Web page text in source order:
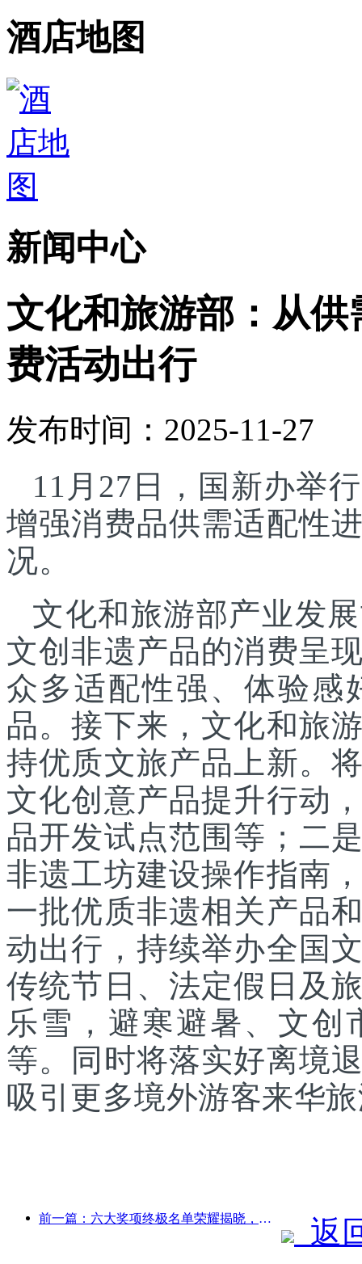
酒店地图
新闻中心
文化和旅游部：从
费活动出行
发布时间：2025-11-27
11月27日，国新办举
增强消费品供需适配性
况。
文化和旅游部产业发
文创非遗产品的消费呈
众多适配性强、体验感
品。接下来，文化和旅
持优质文旅产品上新。
文化创意产品提升行动
品开发试点范围等；二
非遗工坊建设操作指南
一批优质非遗相关产品
动出行，持续举办全国
传统节日、法定假日及
乐雪，避寒避暑、文创
等。同时将落实好离境
吸引更多境外游客来华
前一篇：六大奖项终极名单荣耀揭晓，百余酒店及企业斩获年度奖项！ 返